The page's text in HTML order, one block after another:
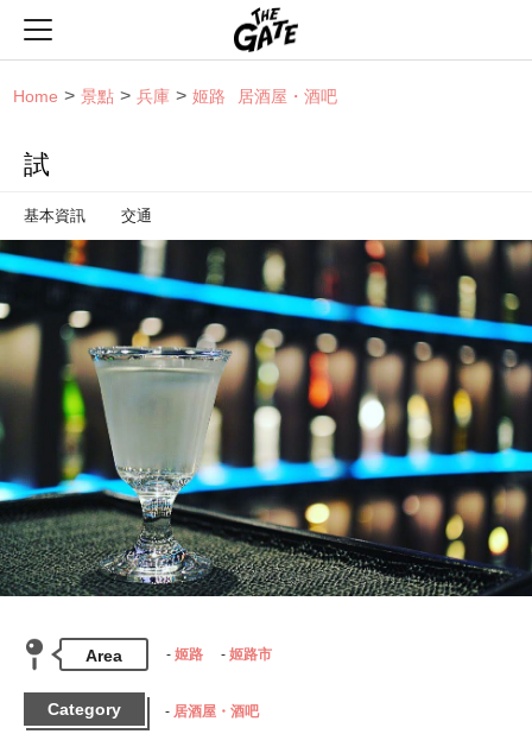
Home 景點 兵庫 姬路 居酒屋・酒吧
試
基本資訊 交通
Area 姬路 姬路市
Category 居酒屋・酒吧